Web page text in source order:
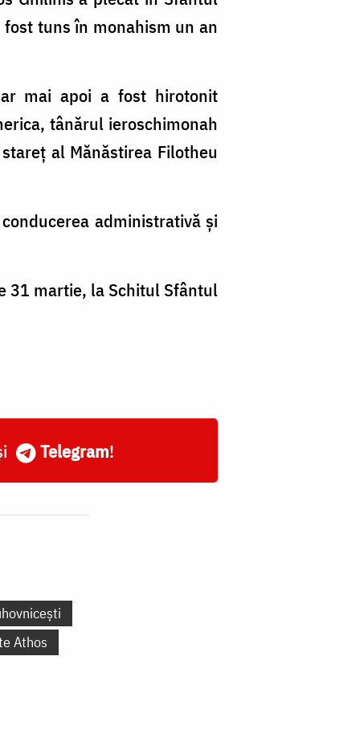
tuns în monahism un an
mai apoi a fost hirotonit
tânărul ieroschimonah
al Mănăstirea Filotheu
administrativă și
31 martie, la Schitul Sfântul
Telegram!
Athos